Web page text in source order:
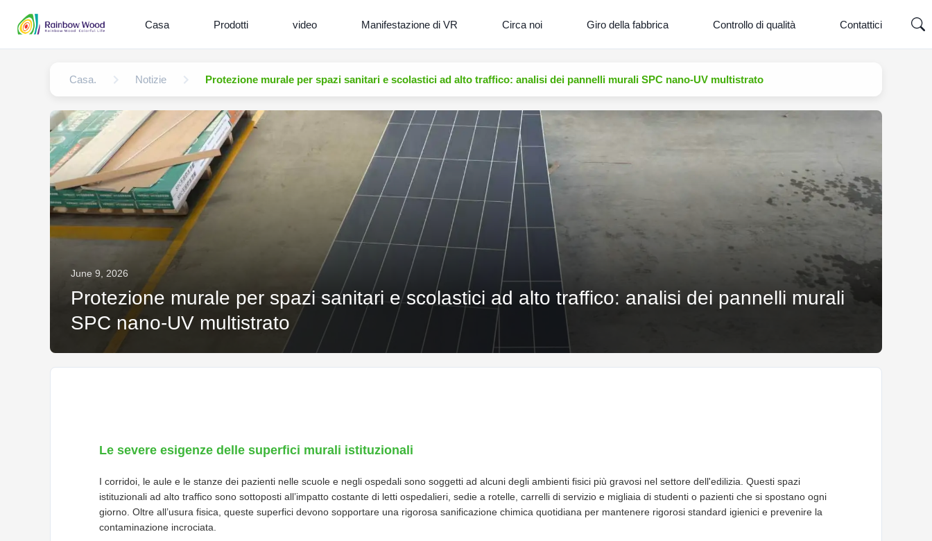
Casa Prodotti video Manifestazione di VR Circa noi Giro della fabbrica Controllo di qualità Contattici
Casa. Notizie Protezione murale per spazi sanitari e scolastici ad alto traffico: analisi dei pannelli murali SPC nano-UV multistrato
June 9, 2026
Protezione murale per spazi sanitari e scolastici ad alto traffico: analisi dei pannelli murali
SPC nano-UV multistrato
Le severe esigenze delle superfici murali istituzionali
I corridoi, le aule e le stanze dei pazienti nelle scuole e negli ospedali sono soggetti ad alcuni degli ambienti fisici più gravosi nel settore dell'edilizia. Questi spazi
istituzionali ad alto traffico sono sottoposti all’impatto costante di letti ospedalieri, sedie a rotelle, carrelli di servizio e migliaia di studenti o pazienti che si spostano ogni
giorno. Oltre all’usura fisica, queste superfici devono sopportare una rigorosa sanificazione chimica quotidiana per mantenere rigorosi standard igienici e prevenire la
contaminazione incrociata.